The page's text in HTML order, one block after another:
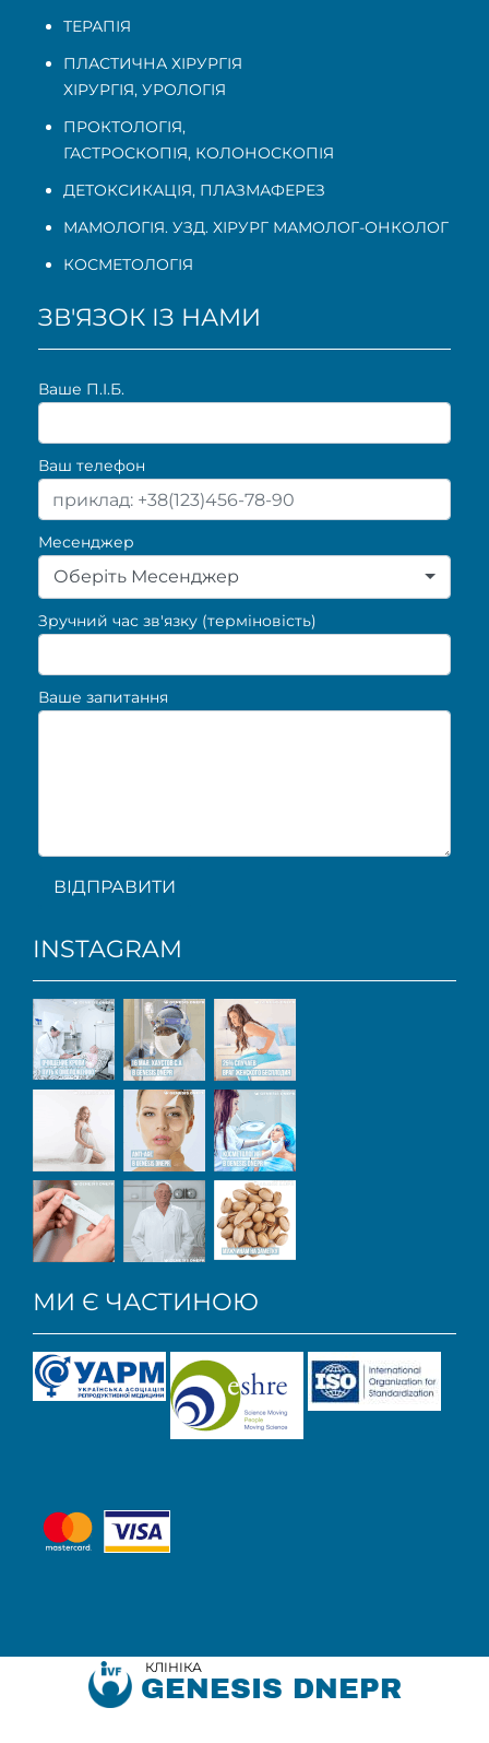
ТЕРАПІЯ
ПЛАСТИЧНА ХІРУРГІЯ
ХІРУРГІЯ, УРОЛОГІЯ
ПРОКТОЛОГІЯ,
ГАСТРОСКОПІЯ, КОЛОНОСКОПІЯ
ДЕТОКСИКАЦІЯ, ПЛАЗМАФЕРЕЗ
МАМОЛОГІЯ. УЗД. ХІРУРГ МАМОЛОГ-ОНКОЛОГ
КОСМЕТОЛОГІЯ
ЗВ'ЯЗОК ІЗ НАМИ
Ваше П.I.Б.
Ваш телефон
Месенджер
Оберіть Месенджер
Зручний час зв'язку (терміновість)
Ваше запитання
ВІДПРАВИТИ
INSTAGRAM
МИ Є ЧАСТИНОЮ
КЛІНІКА
GENESIS DNEPR